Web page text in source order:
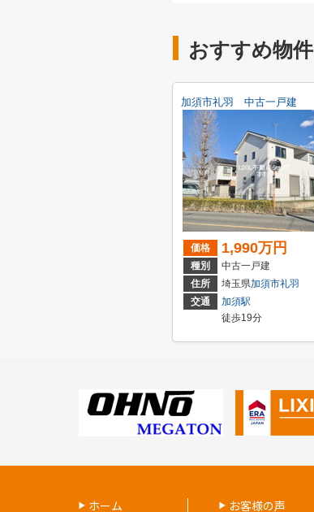
おすすめ物件
加須市礼羽 中古一戸建
価格 1,990万円
種別
中古一戸建
住所
埼玉県加須市礼羽
交通
加須駅
徒歩19分
ホーム お客様の声